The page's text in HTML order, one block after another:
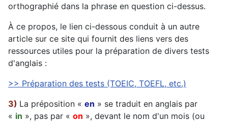
orthographié dans la phrase en question ci-dessus.
À ce propos, le lien ci-dessous conduit à un autre
article sur ce site qui fournit des liens vers des
ressources utiles pour la préparation de divers tests
d'anglais :
>> Préparation des tests (TOEIC, TOEFL, etc.)
3) La préposition « en » se traduit en anglais par
« in », pas par « on », devant le nom d'un mois (ou